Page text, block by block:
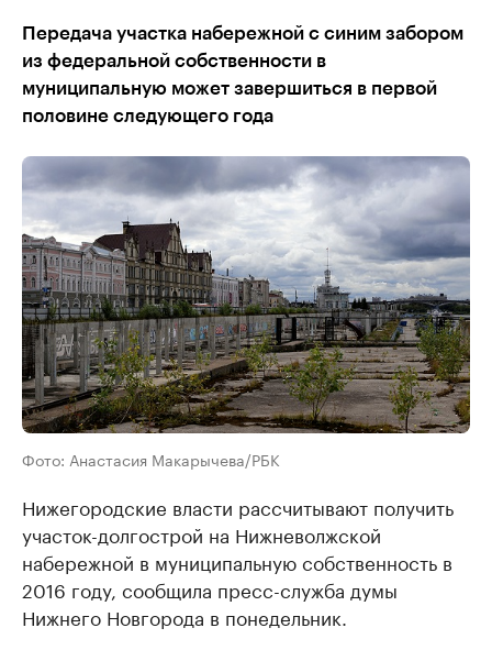
Передача участка набережной с синим забором
из федеральной собственности в
муниципальную может завершиться в первой
половине следующего года
Фото: Анастасия Макарычева/РБК
Нижегородские власти рассчитывают получить
участок-долгострой на Нижневолжской
набережной в муниципальную собственность в
2016 году, сообщила пресс-служба думы
Нижнего Новгорода в понедельник.